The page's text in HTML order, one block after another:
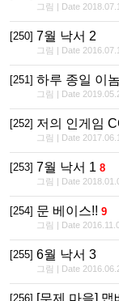
그림 | Date
[250] 7월 낙서 2
그림 | Date
[251] 하루 종일 이
그림 | Date
[252] 저의 인게임
그림 | Date
[253] 7월 낙서 1 8
그림 | Date
[254] 문 베이스!! 9
그림 | Date
[255] 6월 낙서 3
그림 | Date
[256] [무제 마을] 맵